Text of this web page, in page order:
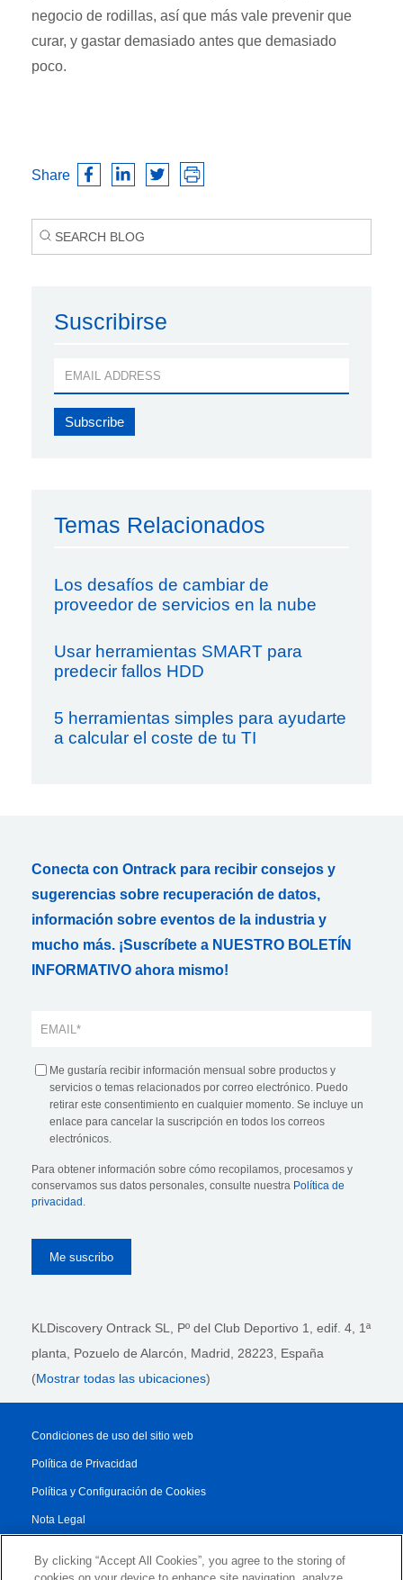
negocio de rodillas, así que más vale prevenir que
curar, y gastar demasiado antes que demasiado
poco.
Share
Suscribirse
Temas Relacionados
Los desafíos de cambiar de
proveedor de servicios en la nube
Usar herramientas SMART para
predecir fallos HDD
5 herramientas simples para ayudarte
a calcular el coste de tu TI
Conecta con Ontrack para recibir consejos y
sugerencias sobre recuperación de datos,
información sobre eventos de la industria y
mucho más. ¡Suscríbete a NUESTRO BOLETÍN
INFORMATIVO ahora mismo!
Me gustaría recibir información mensual sobre productos y
servicios o temas relacionados por correo electrónico. Puedo
retirar este consentimiento en cualquier momento. Se incluye un
enlace para cancelar la suscripción en todos los correos
electrónicos.
Para obtener información sobre cómo recopilamos, procesamos y
conservamos sus datos personales, consulte nuestra Política de
privacidad .
KLDiscovery Ontrack SL, Pº del Club Deportivo 1, edif. 4, 1ª
planta, Pozuelo de Alarcón, Madrid, 28223, España
(Mostrar todas las ubicaciones)
Condiciones de uso del sitio web
Política de Privacidad
Política y Configuración de Cookies
Nota Legal
Condiciones Generales
By clicking “Accept All Cookies”, you agree to the storing of